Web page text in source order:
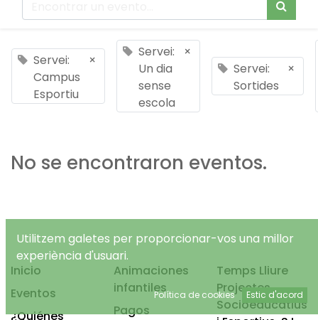
Servei:
Campus
Esportiu
×
Servei:
Un dia
sense
escola
×
Servei:
Sortides
×
No se encontraron eventos.
Inicio
Eventos
¿Quiénes
Animaciones
infantiles
Pagos
Temps Lliure
Projectes
Socioeducatius
Utilitzem galetes per proporcionar-vos una millor
experiència d'usuari.
Política de cookies Estic d'acord